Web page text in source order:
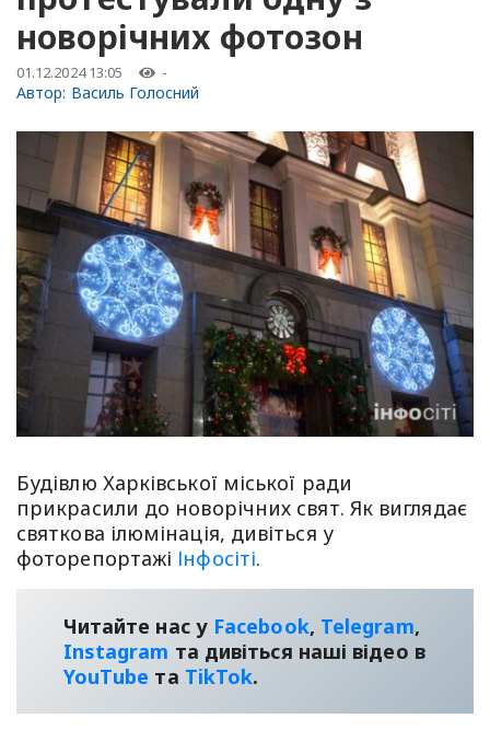
новорічних фотозон
01.12.2024 13:05 -
Автор: Василь Голосний
Будівлю Харківської міської ради
прикрасили до новорічних свят. Як виглядає
святкова ілюмінація, дивіться у
фоторепортажі Інфосіті.
Читайте нас у Facebook, Telegram,
Instagram та дивіться наші відео в
YouТube та TikTok.